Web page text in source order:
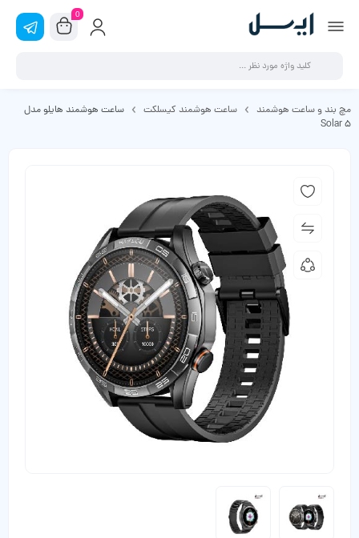
0
مچ بند و ساعت هوشمند ساعت هوشمند کیسلکت
ساعت هوشمند هایلو مدل
Solar 5